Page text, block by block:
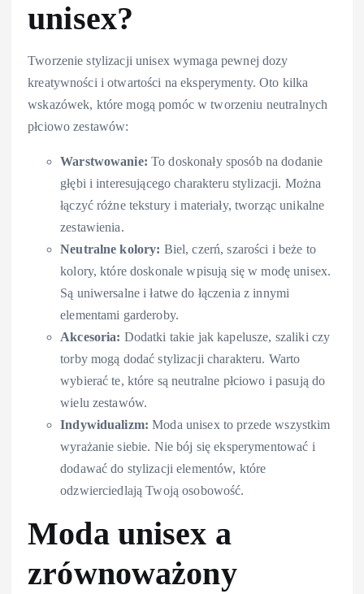
unisex?
Tworzenie stylizacji unisex wymaga pewnej dozy
kreatywności i otwartości na eksperymenty. Oto kilka
wskazówek, które mogą pomóc w tworzeniu neutralnych
płciowo zestawów:
Warstwowanie: To doskonały sposób na dodanie
głębi i interesującego charakteru stylizacji. Można
łączyć różne tekstury i materiały, tworząc unikalne
zestawienia.
Neutralne kolory: Biel, czerń, szarości i beże to
kolory, które doskonale wpisują się w modę unisex.
Są uniwersalne i łatwe do łączenia z innymi
elementami garderoby.
Akcesoria: Dodatki takie jak kapelusze, szaliki czy
torby mogą dodać stylizacji charakteru. Warto
wybierać te, które są neutralne płciowo i pasują do
wielu zestawów.
Indywidualizm: Moda unisex to przede wszystkim
wyrażanie siebie. Nie bój się eksperymentować i
dodawać do stylizacji elementów, które
odzwierciedlają Twoją osobowość.
Moda unisex a
zrównoważony